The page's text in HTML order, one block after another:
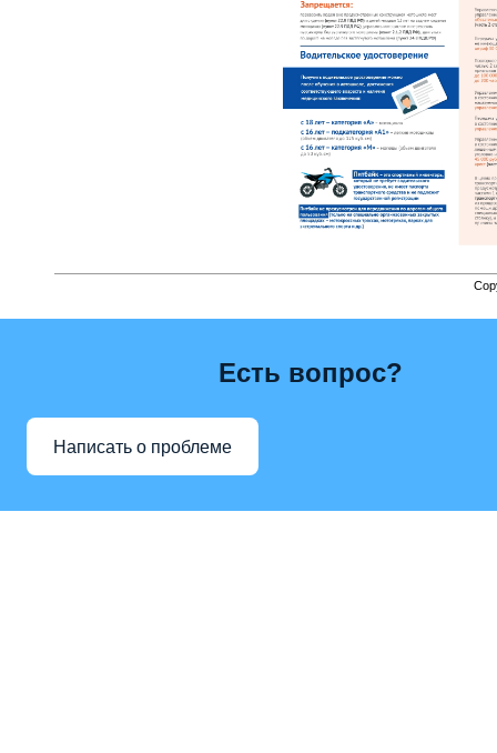
Есть вопрос?
Написать о проблеме